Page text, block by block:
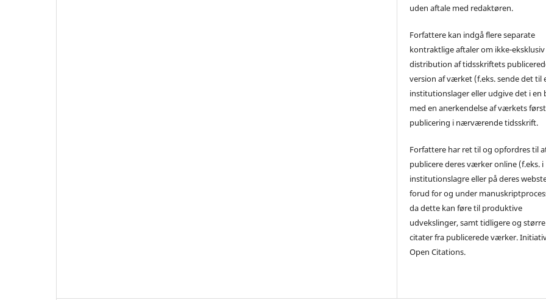
uden aftale med redaktøren.
Forfattere kan indgå flere separate
kontraktlige aftaler om ikke-eksklusiv
distribution af tidsskriftets
version af værket (f.eks. sende det til
institutionslager eller udgive det i en
med en anerkendelse af værkets
publicering i nærværende tidsskrift.
Forfattere har ret til og opfordres til
publicere deres værker online (f.eks. i
institutionslagre eller på deres
forud for og under
da dette kan føre til produktive
udvekslinger, samt tidligere og større
citater fra publicerede værker.
Open Citations.